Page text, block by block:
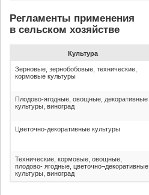
Регламенты применения
в сельском хозяйстве
Культура
Зерновые, зернобобовые, технические,
кормовые культуры
Плодово-ягодные, овощные, декоративные
культуры, виноград
Цветочно-декоративные культуры
Технические, кормовые, овощные,
плодово- ягодные, цветочно¬декоративные
культуры, виноград